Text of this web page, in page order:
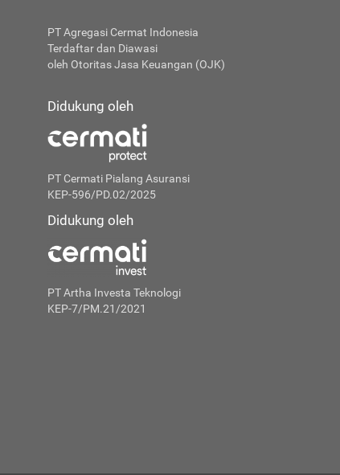
PT Agregasi Cermat Indonesia
Terdaftar dan Diawasi
oleh Otoritas Jasa Keuangan (OJK)
Didukung oleh
PT Cermati Pialang Asuransi
KEP-596/PD.02/2025
Didukung oleh
PT Artha Investa Teknologi
KEP-7/PM.21/2021